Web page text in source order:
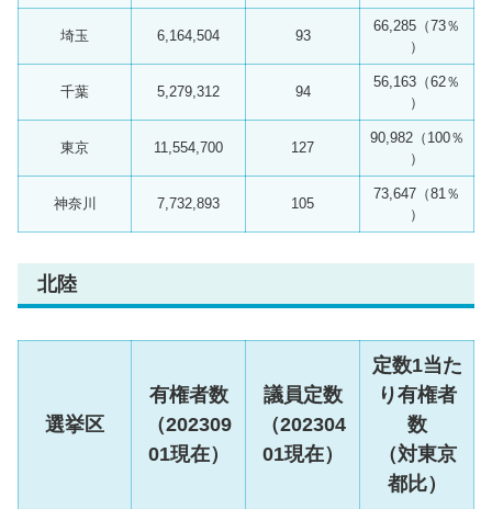
埼玉 6,164,504 93
66,285（73％
）
千葉 5,279,312 94
56,163（62％
）
東京 11,554,700 127
90,982（100％
）
神奈川 7,732,893 105
73,647（81％
）
北陸
選挙区
有権者数
（202309
01現在）
議員定数
（202304
01現在）
定数1当た
り有権者
数
（対東京
都比）